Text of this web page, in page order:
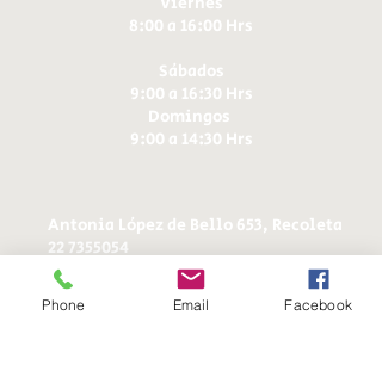
8:00 a 16:00 Hrs​
Sábados
9:00 a 16:30 Hrs
Domingos
9:00 a 14:30 Hrs
Antonia López de Bello 653, Recoleta
22 7355054
22 7375725
+56 9 75224598
ducereposteria@gmail.com
Phone Email Facebook